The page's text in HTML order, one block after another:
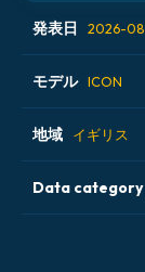
発表日 2026-
2026-08-08 06
2026-08-08 12
2026-08-08 18
モデル ICON
ALADIN CZ 2.3 km
ECMWF AIFS [AI]
地域 イギリス
アイスランド
Data category